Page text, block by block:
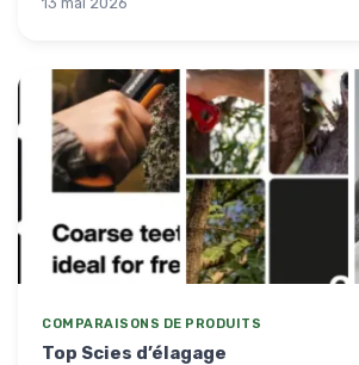
COMPARAISONS DE PRODUITS
Top Scies d’élagage